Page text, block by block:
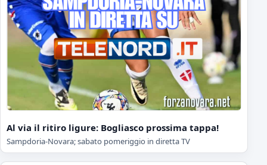
Al via il ritiro ligure: Bogliasco prossima tappa!
Sampdoria-Novara; sabato pomeriggio in diretta TV